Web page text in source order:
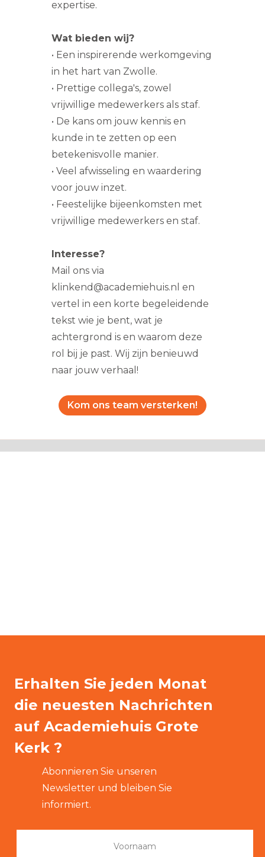
expertise.
Wat bieden wij?
• Een inspirerende werkomgeving
in het hart van Zwolle.
• Prettige collega's, zowel
vrijwillige medewerkers als staf.
• De kans om jouw kennis en
kunde in te zetten op een
betekenisvolle manier.
• Veel afwisseling en waardering
voor jouw inzet.
• Feestelijke bijeenkomsten met
vrijwillige medewerkers en staf.
Interesse?
Mail ons via
klinkend@academiehuis.nl en
vertel in een korte begeleidende
tekst wie je bent, wat je
achtergrond is en waarom deze
rol bij je past. Wij zijn benieuwd
naar jouw verhaal!
Kom ons team versterken!
Erhalten Sie jeden Monat
die neuesten Nachrichten
auf Academiehuis Grote
Kerk ?
Abonnieren Sie unseren
Newsletter und bleiben Sie
informiert.